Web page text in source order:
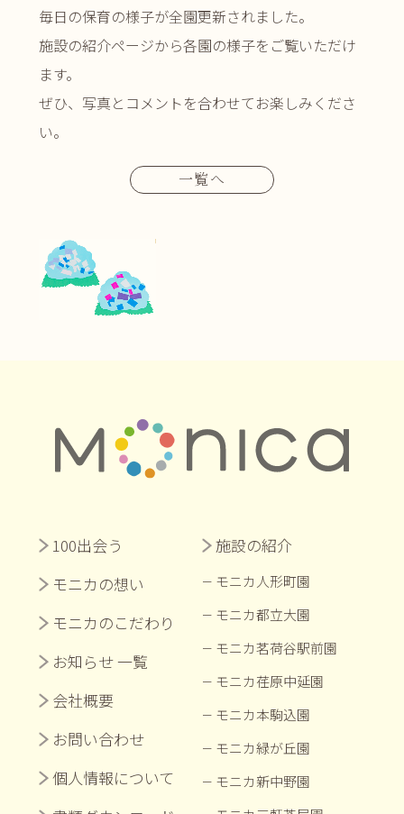
毎日の保育の様子が全園更新されました。
施設の紹介ページから各園の様子をご覧いただけ
ます。
ぜひ、写真とコメントを合わせてお楽しみくださ
い。
一覧へ
100出会う
モニカの想い
モニカのこだわり
お知らせ 一覧
会社概要
お問い合わせ
個人情報について
施設の紹介
モニカ人形町園
モニカ都立大園
モニカ茗荷谷駅前園
モニカ荏原中延園
モニカ本駒込園
モニカ緑が丘園
モニカ新中野園